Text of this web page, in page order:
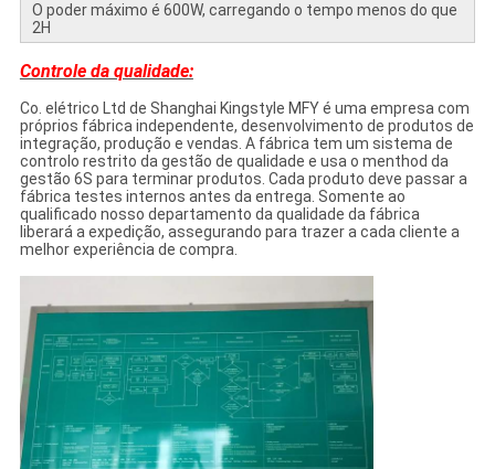
O poder máximo é 600W, carregando o tempo menos do que
2H
Controle da qualidade:
Co. elétrico Ltd de Shanghai Kingstyle MFY é uma empresa com
próprios fábrica independente, desenvolvimento de produtos de
integração, produção e vendas. A fábrica tem um sistema de
controlo restrito da gestão de qualidade e usa o menthod da
gestão 6S para terminar produtos. Cada produto deve passar a
fábrica testes internos antes da entrega. Somente ao
qualificado nosso departamento da qualidade da fábrica
liberará a expedição, assegurando para trazer a cada cliente a
melhor experiência de compra.